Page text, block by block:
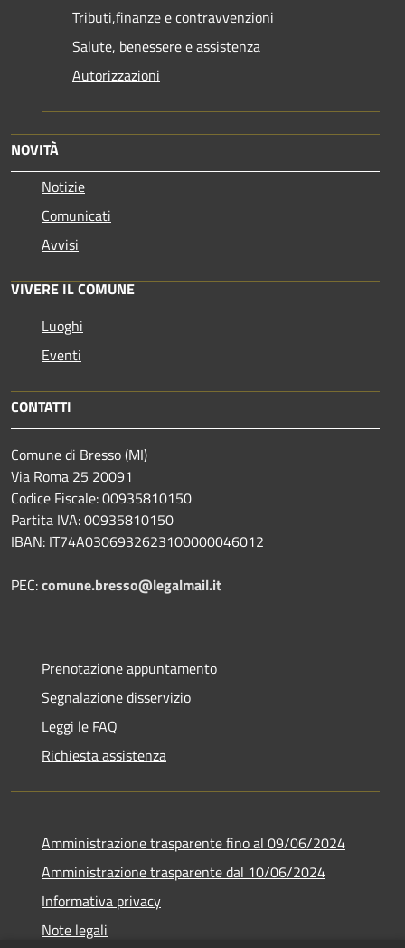
Tributi,finanze e contravvenzioni
Salute, benessere e assistenza
Autorizzazioni
NOVITÀ
Notizie
Comunicati
Avvisi
VIVERE IL COMUNE
Luoghi
Eventi
CONTATTI
Comune di Bresso (MI)
Via Roma 25 20091
Codice Fiscale: 00935810150
Partita IVA: 00935810150
IBAN: IT74A0306932623100000046012
PEC:comune.bresso@legalmail.it
Prenotazione appuntamento
Segnalazione disservizio
Leggi le FAQ
Richiesta assistenza
Amministrazione trasparente fino al 09/06/2024
Amministrazione trasparente dal 10/06/2024
Informativa privacy
Note legali